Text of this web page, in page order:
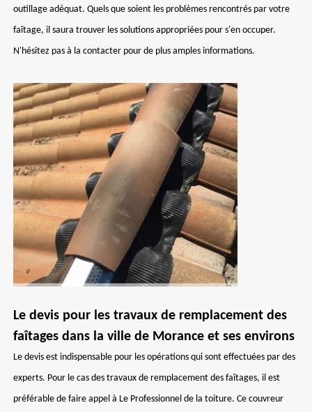
outillage adéquat. Quels que soient les problèmes rencontrés par votre
faîtage, il saura trouver les solutions appropriées pour s'en occuper.
N'hésitez pas à la contacter pour de plus amples informations.
Le devis pour les travaux de remplacement des
faîtages dans la ville de Morance et ses environs
Le devis est indispensable pour les opérations qui sont effectuées par des
experts. Pour le cas des travaux de remplacement des faîtages, il est
préférable de faire appel à Le Professionnel de la toiture. Ce couvreur